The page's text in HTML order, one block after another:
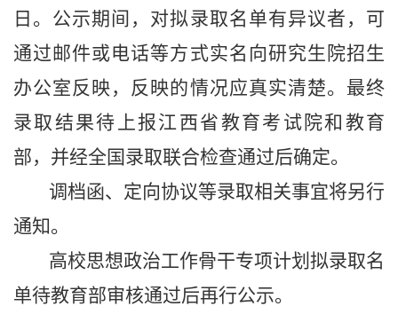
日。公示期间，对拟录取名单有异议者， 可
通过邮件或电话等方式实名向研究生院招生
办公室反映，反映的情况应真实清楚。最终
录取结果待上报江西省教育考试院和教育
部，并经全国录取联合检查通过后确定。
调档函、定向协议等录取相关事宜将另行
通知。
高校思想政治工作骨干专项计划拟录取名
单待教育部审核通过后再行公示。